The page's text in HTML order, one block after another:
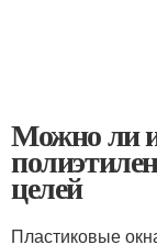
Можно ли
целей
Пластиковые